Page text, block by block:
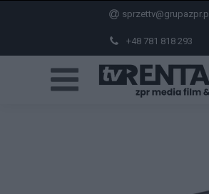
+48 781 818 293
sprzettv@grupazpr.pl